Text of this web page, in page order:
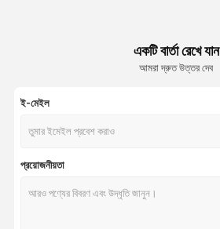
একটি বার্তা রেখে যান
আমরা দ্রুত উত্তর দেব
ই-মেইল
প্রয়োজনীয়তা